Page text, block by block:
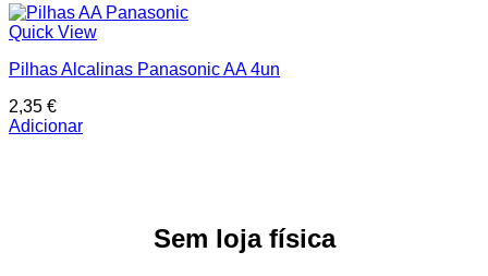
Quick View
Pilhas Alcalinas Panasonic AA 4un
2,35 €
Adicionar
Sem loja física